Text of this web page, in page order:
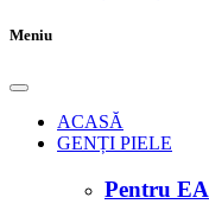
Meniu
ACASĂ
GENȚI PIELE
Pentru EA